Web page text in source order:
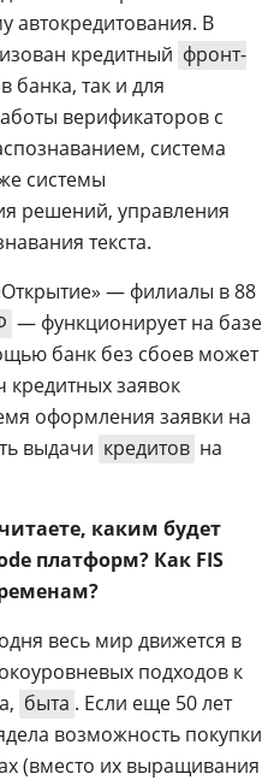
автокредитования. В
кредитный фронт-
банка, так и для
верификаторов с
система
системы
решений, управления
текста.
Открытие» — филиалы в 88
— функционирует на базе
банк без сбоев может
кредитных заявок
оформления заявки на
выдачи кредитов на
каким будет
платформ? Как FIS
весь мир движется в
подходов к
быта . Если еще 50 лет
возможность покупки
(вместо их выращивания